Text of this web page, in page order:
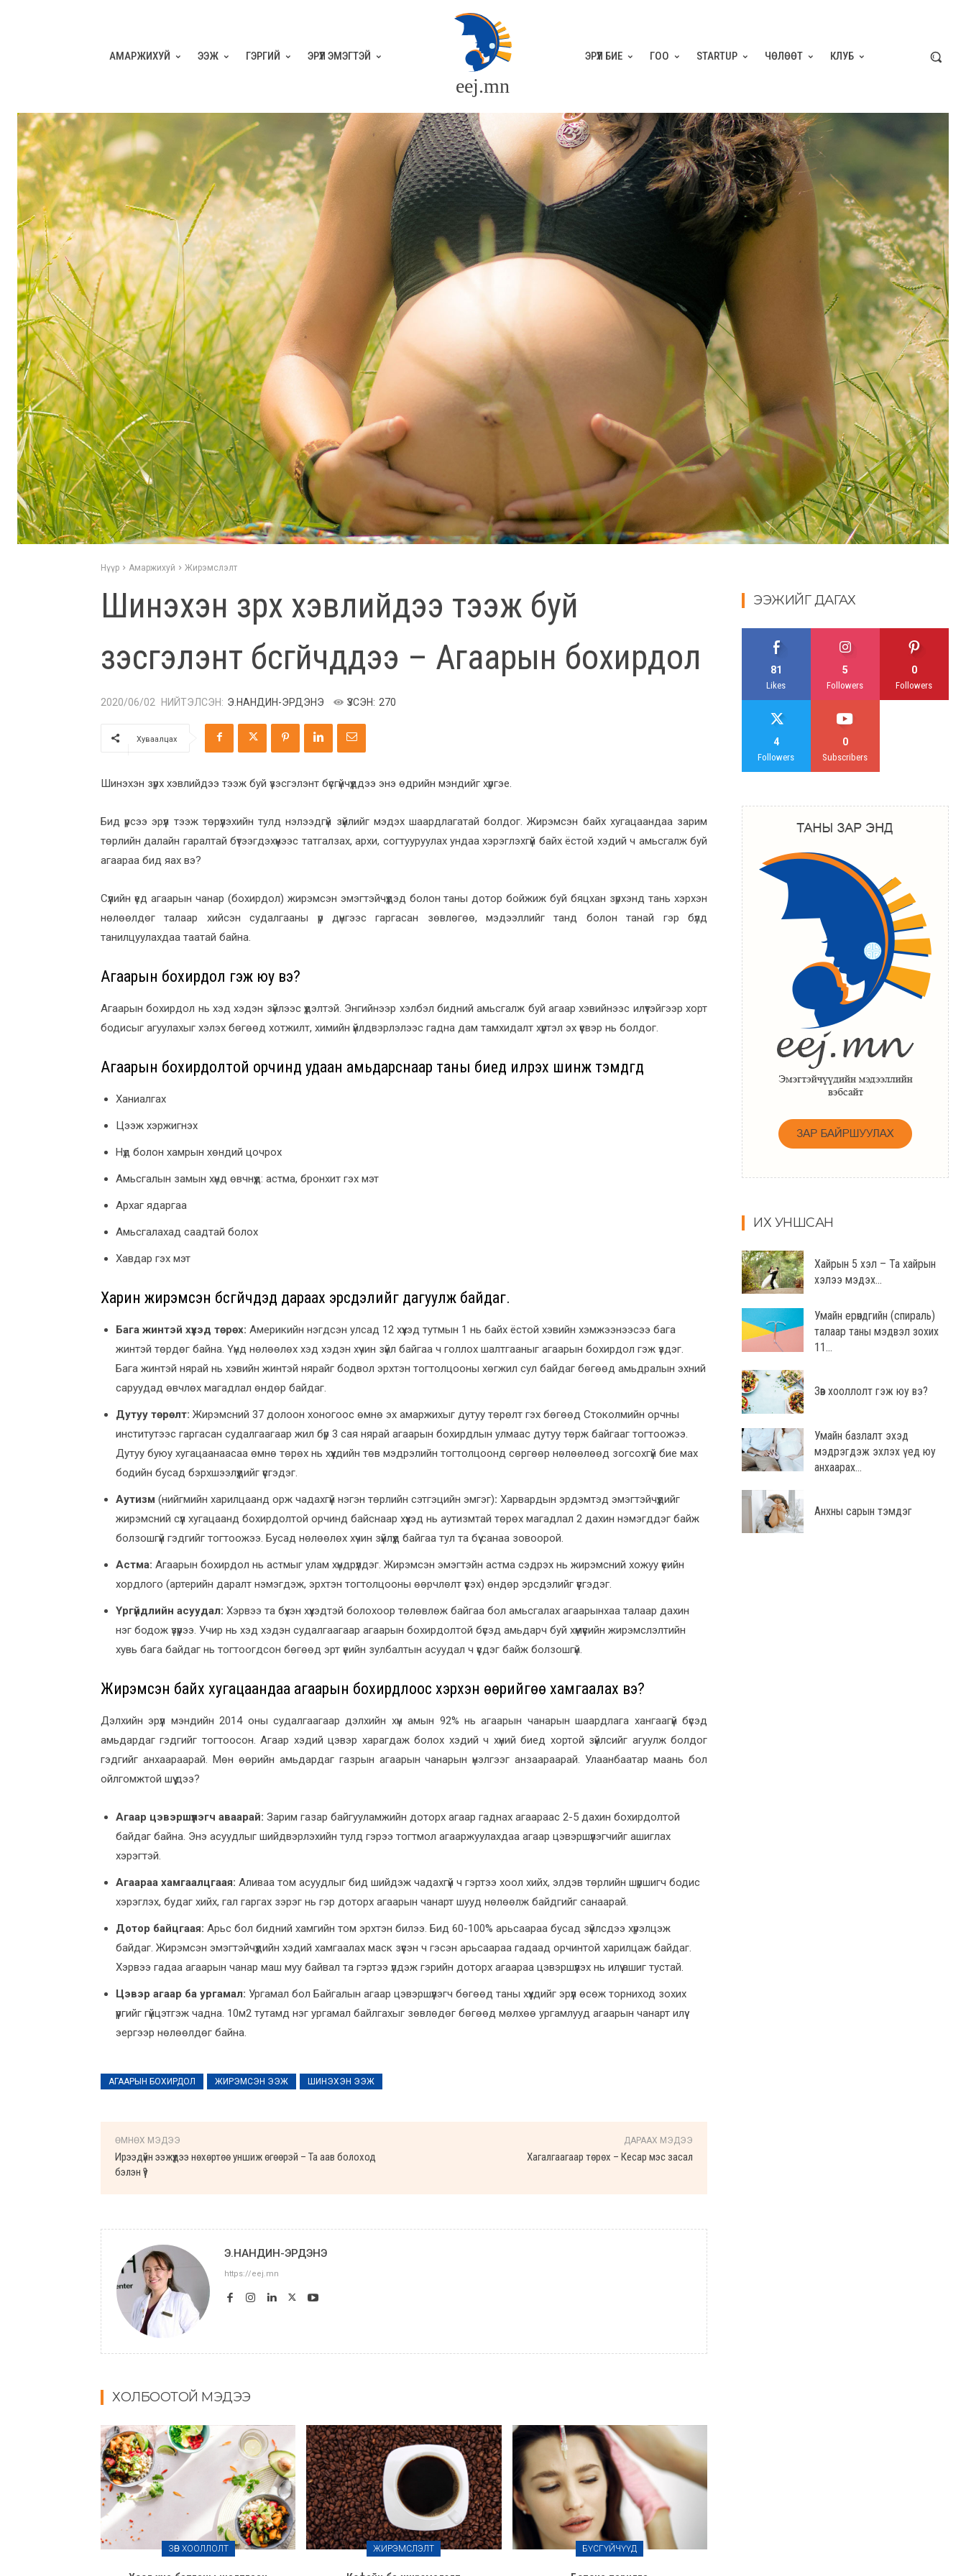
АМАРЖИХУЙ ЭЭЖ ГЭРГИЙ ЭРҮҮЛ ЭМЭГТЭЙ
eej.mn
ЭРҮҮЛ БИЕ ГОО STARTUP ЧӨЛӨӨТ КЛУБ
Нүүр Амаржихуй Жирэмслэлт
Шинэхэн зүрх хэвлийдээ тээж буй
үзэсгэлэнт бүсгүйчүүддээ – Агаарын бохирдол
2020/06/02 НИЙТЭЛСЭН: Э.НАНДИН-ЭРДЭНЭ ҮЗСЭН: 270
Хуваалцах
Шинэхэн зүрх хэвлийдээ тээж буй үзэсгэлэнт бүсгүйчүүддээ энэ өдрийн мэндийг хүргэе.
Бид үрсээ эрүүл тээж төрүүлэхийн тулд нэлээдгүй зүйлийг мэдэх шаардлагатай болдог. Жирэмсэн байх хугацаандаа зарим
төрлийн далайн гаралтай бүтээгдэхүүнээс татгалзах, архи, согтууруулах ундаа хэрэглэхгүй байх ёстой хэдий ч амьсгалж буй
агаараа бид яах вэ?
Сүүлийн үед агаарын чанар (бохирдол) жирэмсэн эмэгтэйчүүдэд болон таны дотор бойжиж буй бяцхан зүрхэнд тань хэрхэн
нөлөөлдөг талаар хийсэн судалгааны үр дүнгээс гаргасан зөвлөгөө, мэдээллийг танд болон танай гэр бүлд
танилцуулахдаа таатай байна.
Агаарын бохирдол гэж юу вэ?
Агаарын бохирдол нь хэд хэдэн зүйлээс үүдэлтэй. Энгийнээр хэлбэл бидний амьсгалж буй агаар хэвийнээс илүүтэйгээр хорт
бодисыг агуулахыг хэлэх бөгөөд хотжилт, химийн үйлдвэрлэлээс гадна дам тамхидалт хүртэл эх үүсвэр нь болдог.
Агаарын бохирдолтой орчинд удаан амьдарснаар таны биед илрэх шинж тэмдгүүд
Ханиалгах
Цээж хэржигнэх
Нүд болон хамрын хөндий цочрох
Амьсгалын замын хүнд өвчнүүд: астма, бронхит гэх мэт
Архаг ядаргаа
Амьсгалахад саадтай болох
Хавдар гэх мэт
Харин жирэмсэн бүсгүйчүүдэд дараах эрсдэлийг дагуулж байдаг.
Бага жинтэй хүүхэд төрөх: Америкийн нэгдсэн улсад 12 хүүхэд тутмын 1 нь байх ёстой хэвийн хэмжээнээсээ бага
жинтэй төрдөг байна. Үүнд нөлөөлөх хэд хэдэн хүчин зүйл байгаа ч голлох шалтгааныг агаарын бохирдол гэж үздэг.
Бага жинтэй нярай нь хэвийн жинтэй нярайг бодвол эрхтэн тогтолцооны хөгжил сул байдаг бөгөөд амьдралын эхний
саруудад өвчлөх магадлал өндөр байдаг.
Дутуу төрөлт: Жирэмсний 37 долоон хоногоос өмнө эх амаржихыг дутуу төрөлт гэх бөгөөд Стоколмийн орчны
институтээс гаргасан судалгаагаар жил бүр 3 сая нярай агаарын бохирдлын улмаас дутуу төрж байгааг тогтоожээ.
Дутуу буюу хугацаанаасаа өмнө төрөх нь хүүхдийн төв мэдрэлийн тогтолцоонд сөргөөр нөлөөлөөд зогсохгүй бие мах
бодийн бусад бэрхшээлүүдийг үүсгэдэг.
Аутизм (нийгмийн харилцаанд орж чадахгүй нэгэн төрлийн сэтгэцийн эмгэг): Харвардын эрдэмтэд эмэгтэйчүүдийг
жирэмсний сүүл хугацаанд бохирдолтой орчинд байснаар хүүхэд нь аутизмтай төрөх магадлал 2 дахин нэмэгддэг байж
болзошгүй гэдгийг тогтоожээ. Бусад нөлөөлөх хүчин зүйлүүд байгаа тул та бүү санаа зовоорой.
Астма: Агаарын бохирдол нь астмыг улам хүндрүүлдэг. Жирэмсэн эмэгтэйн астма сэдрэх нь жирэмсний хожуу үеийн
хордлого (артерийн даралт нэмэгдэж, эрхтэн тогтолцооны өөрчлөлт үүсэх) өндөр эрсдэлийг үүсгэдэг.
Үргүйдлийн асуудал: Хэрвээ та бүхэн хүүхэдтэй болохоор төлөвлөж байгаа бол амьсгалах агаарынхаа талаар дахин
нэг бодож үзүүрээ. Учир нь хэд хэдэн судалгаагаар агаарын бохирдолтой бүсэд амьдарч буй хүмүүсийн жирэмслэлтийн
хувь бага байдаг нь тогтоогдсон бөгөөд эрт үеийн зулбалтын асуудал ч үүсдэг байж болзошгүй.
Жирэмсэн байх хугацаандаа агаарын бохирдлоос хэрхэн өөрийгөө хамгаалах вэ?
Дэлхийн эрүүл мэндийн 2014 оны судалгаагаар дэлхийн хүн амын 92% нь агаарын чанарын шаардлага хангаагүй бүсэд
амьдардаг гэдгийг тогтоосон. Агаар хэдий цэвэр харагдаж болох хэдий ч хүний биед хортой зүйлсийг агуулж болдог
гэдгийг анхаараарай. Мөн өөрийн амьдардаг газрын агаарын чанарын үнэлгээг анзаараарай. Улаанбаатар маань бол
ойлгомжтой шүү дээ?
Агаар цэвэршүүлэгч аваарай: Зарим газар байгууламжийн доторх агаар гаднах агаараас 2-5 дахин бохирдолтой
байдаг байна. Энэ асуудлыг шийдвэрлэхийн тулд гэрээ тогтмол агааржуулахдаа агаар цэвэршүүлэгчийг ашиглах
хэрэгтэй.
Агаараа хамгаалцгаая: Аливаа том асуудлыг бид шийдэж чадахгүй ч гэртээ хоол хийх, элдэв төрлийн шүршигч бодис
хэрэглэх, будаг хийх, гал гаргах зэрэг нь гэр доторх агаарын чанарт шууд нөлөөлж байдгийг санаарай.
Дотор байцгаая: Арьс бол бидний хамгийн том эрхтэн билээ. Бид 60-100% арьсаараа бусад зүйлсдээ хүрэлцэж
байдаг. Жирэмсэн эмэгтэйчүүдийн хэдий хамгаалах маск зүүсэн ч гэсэн арьсаараа гадаад орчинтой харилцаж байдаг.
Хэрвээ гадаа агаарын чанар маш муу байвал та гэртээ үлдэж гэрийн доторх агаараа цэвэршүүлэх нь илүү ашиг тустай.
Цэвэр агаар ба ургамал: Ургамал бол Байгалын агаар цэвэршүүлэгч бөгөөд таны хүүхдийг эрүүл өсөж торниход зохих
үүргийг гүйцэтгэж чадна. 10м2 тутамд нэг ургамал байлгахыг зөвлөдөг бөгөөд мөлхөө ургамлууд агаарын чанарт илүү
эергээр нөлөөлдөг байна.
АГААРЫН БОХИРДОЛ ЖИРЭМСЭН ЭЭЖ ШИНЭХЭН ЭЭЖ
ӨМНӨХ МЭДЭЭ
Ирээдүйн ээжүүдээ нөхөртөө уншиж өгөөрэй – Та аав болоход
бэлэн үү?
ДАРААХ МЭДЭЭ
Хагалгаагаар төрөх – Кесар мэс засал
Э.НАНДИН-ЭРДЭНЭ
https://eej.mn
ХОЛБООТОЙ МЭДЭЭ
ЗӨВ ХООЛЛОЛТ ЖИРЭМСЛЭЛТ БҮСГҮЙЧҮҮД
ЭЭЖИЙГ ДАГАХ
81
Likes
5
Followers
0
Followers
4
Followers
0
Subscribers
ИХ УНШСАН
Хайрын 5 хэл – Та хайрын
хэлээ мэдэх...
Умайн ерөндгийн (спираль)
талаар таны мэдвэл зохих
11...
Зөв хооллолт гэж юу вэ?
Умайн базлалт эхэд
мэдрэгдэж эхлэх үед юу
анхаарах...
Анхны сарын тэмдэг